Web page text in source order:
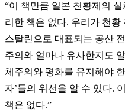
“이 책만큼 일본 천황제의
리한 책은 없다. 우리가 천황
스탈린으로 대표되는 공산
주의와 얼마나 유사한지도
체주의와 평화를 유지해야
자’들의 위선을 알 수 있다.
책은 없다.”